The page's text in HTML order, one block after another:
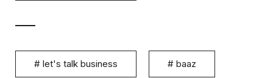
# let's talk business # baaz